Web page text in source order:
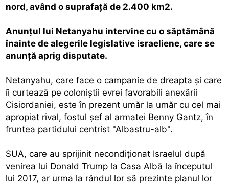
nord, având o suprafaţă de 2.400 km2.
Anunţul lui Netanyahu intervine cu o săptămână
înainte de alegerile legislative israeliene, care se
anunţă aprig disputate.
Netanyahu, care face o campanie de dreapta şi care
îi curtează pe coloniştii evrei favorabili anexării
Cisiordaniei, este în prezent umăr la umăr cu cel mai
apropiat rival, fostul şef al armatei Benny Gantz, în
fruntea partidului centrist "Albastru-alb".
SUA, care au sprijinit necondiţionat Israelul după
venirea lui Donald Trump la Casa Albă la începutul
lui 2017, ar urma la rândul lor să prezinte planul lor